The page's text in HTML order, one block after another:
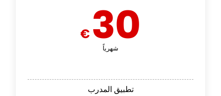
€ 30
شهرياً
تطبيق المدرب